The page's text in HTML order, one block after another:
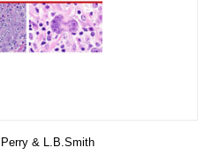
& L.B.Smith